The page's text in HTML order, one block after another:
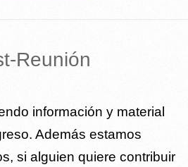
Reunión
información y material
Además estamos
si alguien quiere contribuir